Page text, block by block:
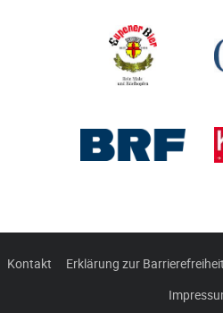
Kontakt Erklärung zur Barrierefreiheit